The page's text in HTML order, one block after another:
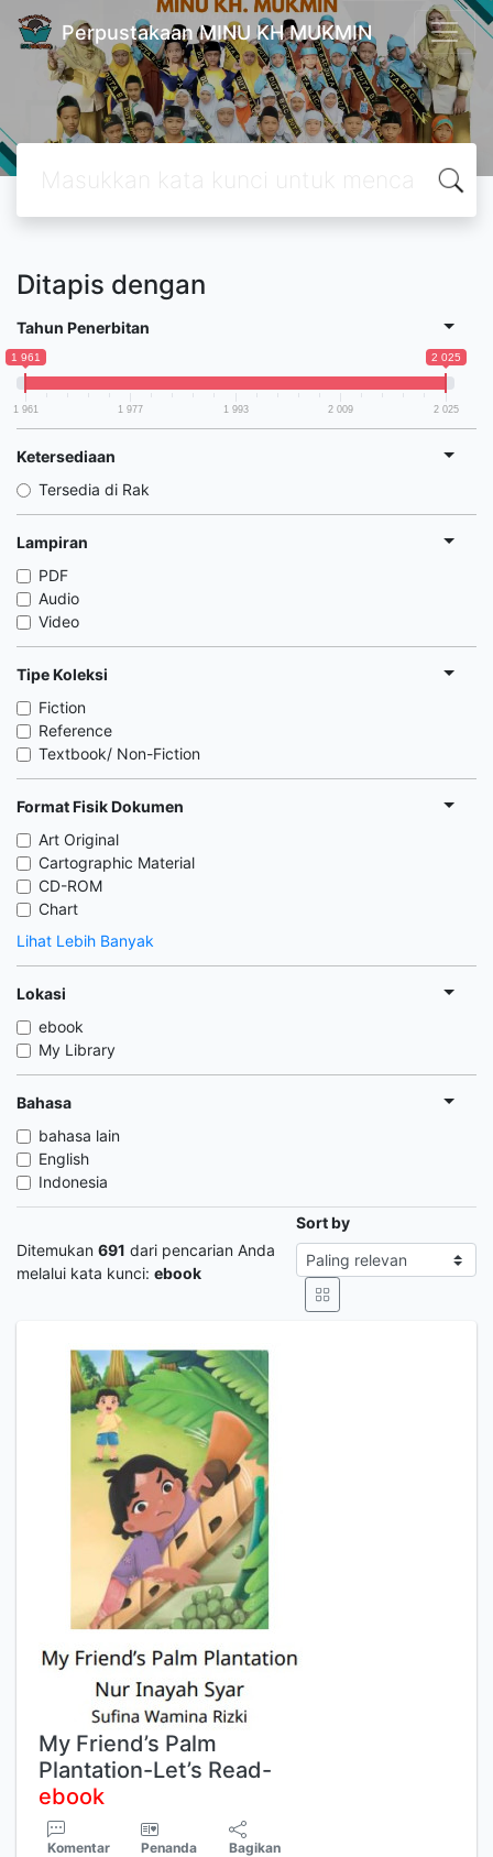
Perpustakaan MINU KH MUKMIN
Ditapis dengan
Tahun Penerbitan
1 961 2 025
1 961 1 977 1 993 2 009 2 025
Ketersediaan
Tersedia di Rak
Lampiran
PDF
Audio
Video
Tipe Koleksi
Fiction
Reference
Textbook/ Non-Fiction
Format Fisik Dokumen
Art Original
Cartographic Material
CD-ROM
Chart
Lihat Lebih Banyak
Lokasi
ebook
My Library
Bahasa
bahasa lain
English
Indonesia
Ditemukan 691 dari pencarian Anda
melalui kata kunci: ebook
Sort by
My Friend’s Palm
Plantation-Let’s Read-
ebook
Komentar Penanda Bagikan